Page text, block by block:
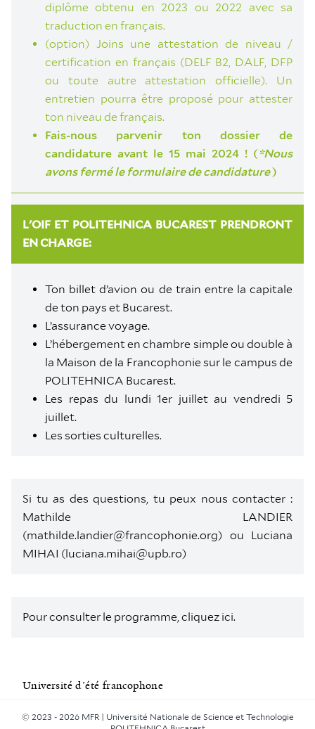
diplôme obtenu en 2023 ou 2022 avec sa
traduction en français.
(option) Joins une attestation de niveau /
certification en français (DELF B2, DALF, DFP
ou toute autre attestation officielle). Un
entretien pourra être proposé pour attester
ton niveau de français.
Fais-nous parvenir ton dossier de
candidature avant le 15 mai 2024 ! (*Nous
avons fermé le formulaire de candidature)
L'OIF ET POLITEHNICA BUCAREST PRENDRONT
EN CHARGE:
Ton billet d’avion ou de train entre la capitale
de ton pays et Bucarest.
L’assurance voyage.
L’hébergement en chambre simple ou double à
la Maison de la Francophonie sur le campus de
POLITEHNICA Bucarest.
Les repas du lundi 1er juillet au vendredi 5
juillet.
Les sorties culturelles.
Si tu as des questions, tu peux nous contacter :
Mathilde LANDIER
(mathilde.landier@francophonie.org) ou Luciana
MIHAI (luciana.mihai@upb.ro)
Pour consulter le programme, cliquez ici.
Université d’été francophone
© 2023 - 2026 MFR | Université Nationale de Science et Technologie